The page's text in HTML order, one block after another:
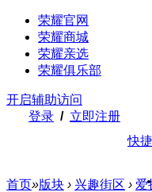
荣耀官网
荣耀商城
荣耀亲选
荣耀俱乐部
开启辅助访问
登录 / 立即注册
快
首页»版块 › 兴趣街区 › 爱